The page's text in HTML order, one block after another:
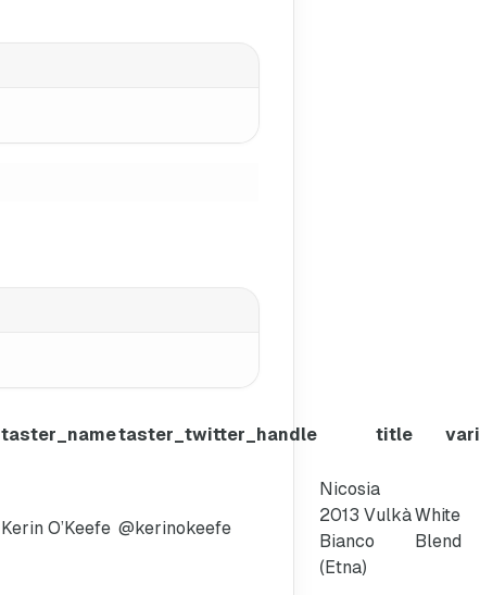
taster_nametaster_twitter_handle title
Kerin O’Keefe @kerinokeefe
Nicosia
2013 Vulkà
Bianco
(Etna)
White
Blend